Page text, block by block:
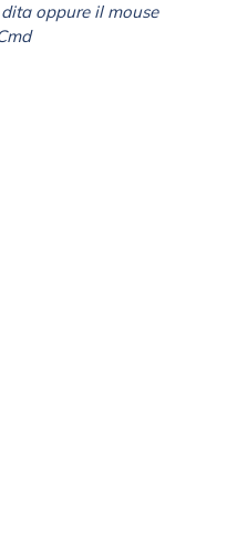
oppure il mouse